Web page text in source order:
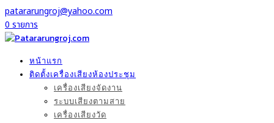
patararungroj@yahoo.com
0 รายการ
หน้าแรก
ติดตั้งเครื่องเสียงห้องประชุม
เครื่องเสียงจัดงาน
ระบบเสียงตามสาย
เครื่องเสียงวัด